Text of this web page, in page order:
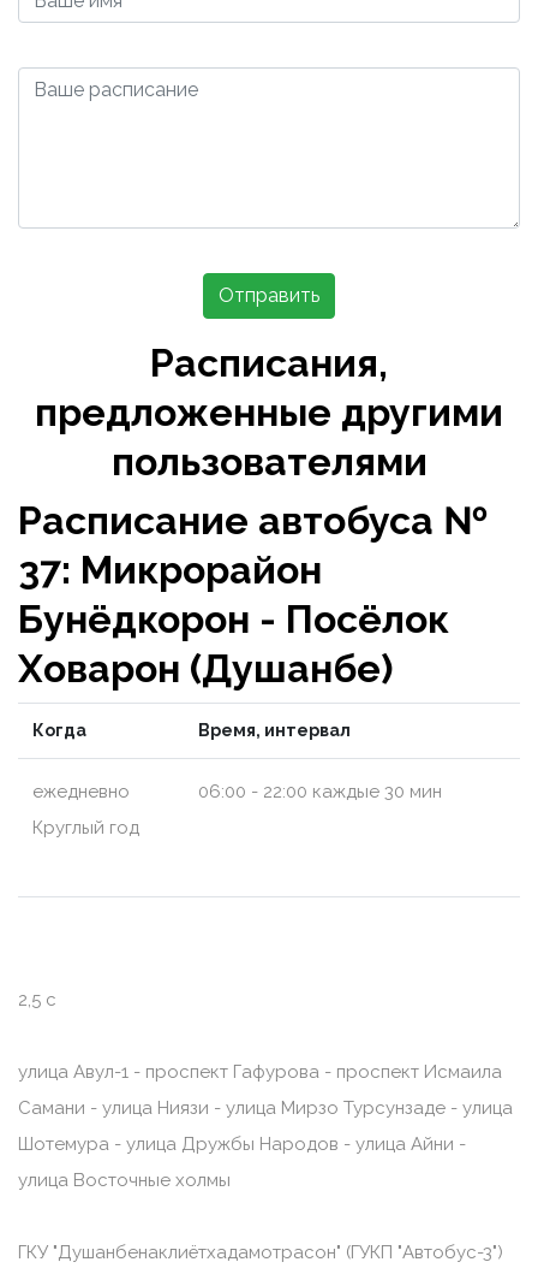
Отправить
Расписания,
предложенные другими
пользователями
Расписание автобуса №
37: Микрорайон
Бунёдкорон - Посёлок
Ховарон (Душанбе)
Когда Время, интервал
ежедневно
Круглый год
06:00 - 22:00 каждые 30 мин
2,5 c
улица Авул-1 - проспект Гафурова - проспект Исмаила
Самани - улица Ниязи - улица Мирзо Турсунзаде - улица
Шотемура - улица Дружбы Народов - улица Айни -
улица Восточные холмы
ГКУ "Душанбенаклиётхадамотрасон" (ГУКП "Автобус-3")